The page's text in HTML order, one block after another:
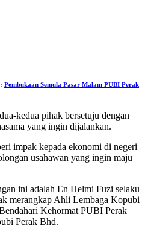
Pembukaan Semula Pasar Malam PUBI Perak
kedua pihak bersetuju dengan
yang ingin dijalankan.
impak kepada ekonomi di negeri
usahawan yang ingin maju
ini adalah En Helmi Fuzi selaku
merangkap Ahli Lembaga Kopubi
Kehormat PUBI Perak
Perak Bhd.